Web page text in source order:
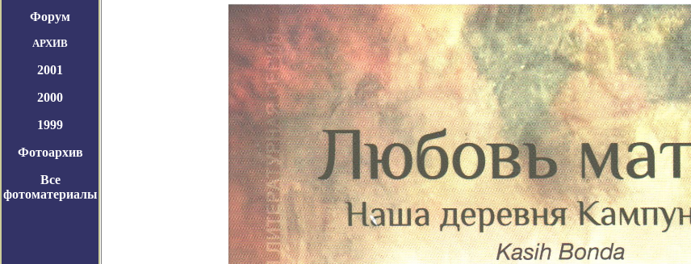
Форум
АРХИВ
2001
2000
1999
Фотоархив
Все
фотоматериалы